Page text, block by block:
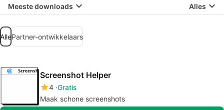
Meeste downloads Alles
AllePartner-ontwikkelaars
Screenshot Helper
4 Gratis
Maak schone screenshots